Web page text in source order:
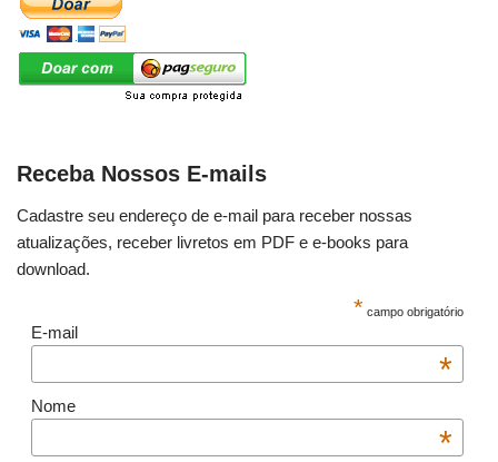
Receba Nossos E-mails
Cadastre seu endereço de e-mail para receber nossas
atualizações, receber livretos em PDF e e-books para
download.
* campo obrigatório
E-mail
*
Nome
*